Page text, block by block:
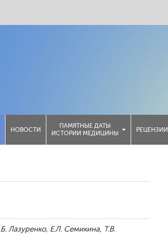
НОВОСТИ
ПАМЯТНЫЕ ДАТЫ
ИСТОРИИ МЕДИЦИНЫ
РЕЦЕНЗИИ
Лазуренко, Е.Л. Семикина, Т.В.